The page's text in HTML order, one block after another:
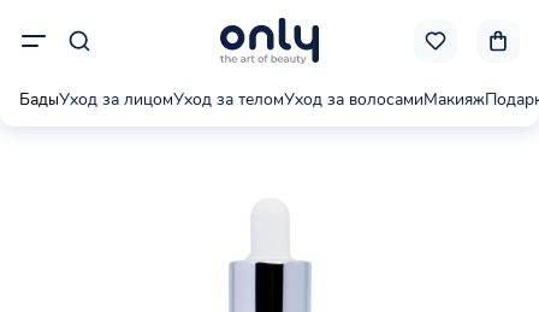
БадыУход за лицомУход за теломУход за волосамиМакияж